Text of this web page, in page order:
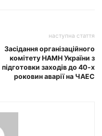
наступна стаття
Засідання організаційного
комітету НАМН України з
підготовки заходів до 40-х
роковин аварії на ЧАЕС